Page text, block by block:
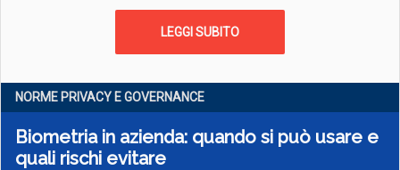
LEGGI SUBITO
NORME PRIVACY E GOVERNANCE
Biometria in azienda: quando si può usare e
quali rischi evitare